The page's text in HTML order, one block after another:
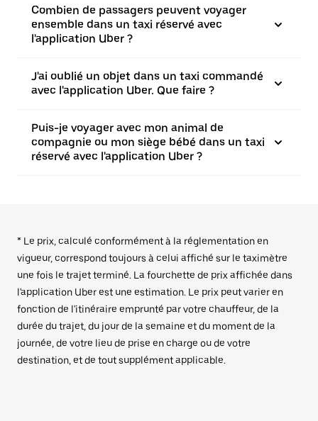
Combien de passagers peuvent voyager
ensemble dans un taxi réservé avec
l'application Uber ?
J'ai oublié un objet dans un taxi commandé
avec l'application Uber. Que faire ?
Puis-je voyager avec mon animal de
compagnie ou mon siège bébé dans un taxi
réservé avec l'application Uber ?
* Le prix, calculé conformément à la réglementation en
vigueur, correspond toujours à celui affiché sur le taximètre
une fois le trajet terminé. La fourchette de prix affichée dans
l'application Uber est une estimation. Le prix peut varier en
fonction de l'itinéraire emprunté par votre chauffeur, de la
durée du trajet, du jour de la semaine et du moment de la
journée, de votre lieu de prise en charge ou de votre
destination, et de tout supplément applicable.